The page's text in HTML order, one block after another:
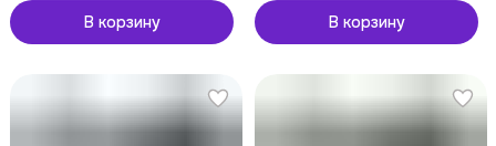
В корзину В корзину